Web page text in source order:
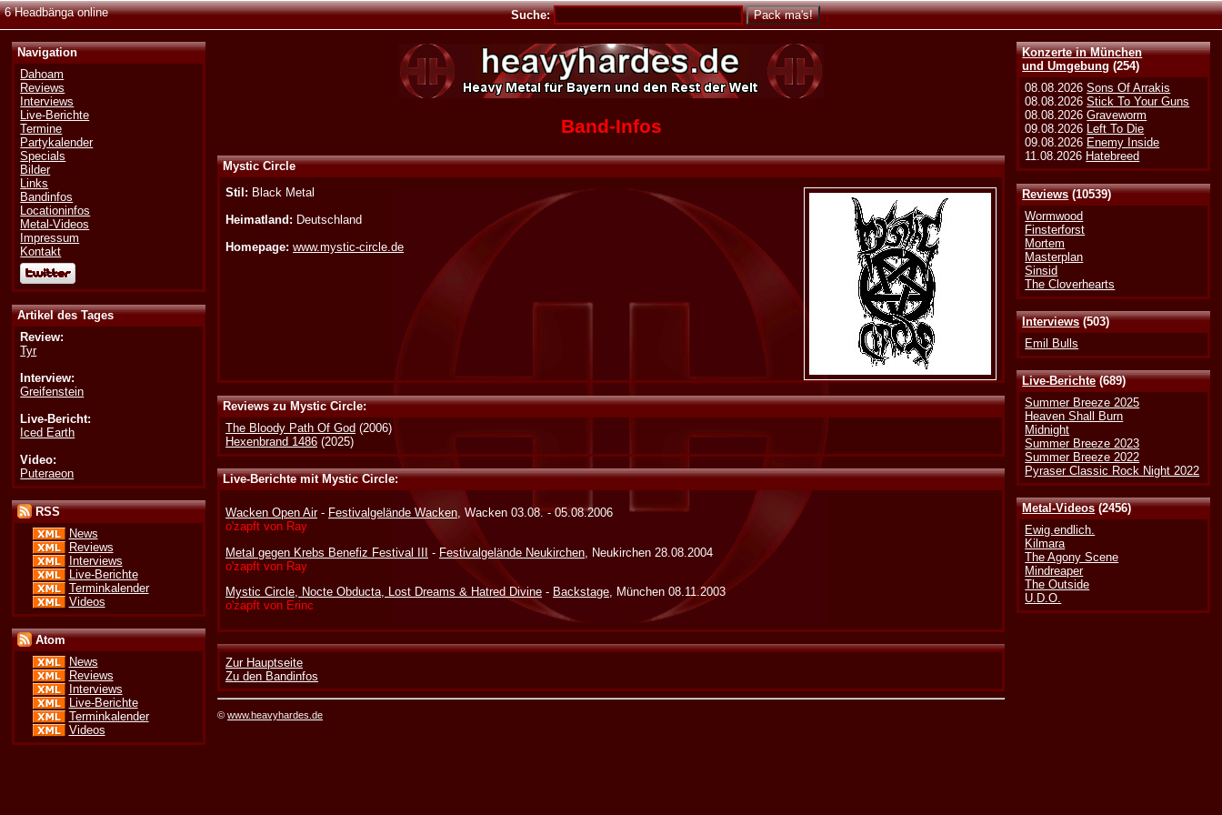
6 Headbänga online Suche:
Konzerte in München
und Umgebung (254)
08.08.2026Sons Of Arrakis
08.08.2026Stick To Your Guns
08.08.2026Graveworm
09.08.2026 Left To Die
09.08.2026 Enemy Inside
11.08.2026 Hatebreed
Reviews(10539)
Wormwood
Finsterforst
Mortem
Masterplan
Sinsid
The Cloverhearts
Interviews(503)
Emil Bulls
Live-Berichte(689)
Summer Breeze 2025
Heaven Shall Burn
Midnight
Summer Breeze 2023
Summer Breeze 2022
Pyraser Classic Rock Night 2022
Metal-Videos(2456)
Ewig.endlich.
Kilmara
The Agony Scene
Mindreaper
The Outside
U.D.O.
Navigation
Dahoam
Reviews
Interviews
Live-Berichte
Termine
Partykalender
Specials
Bilder
Links
Bandinfos
Locationinfos
Metal-Videos
Impressum
Kontakt
Artikel des Tages
Review:
Tyr
Interview:
Greifenstein
Live-Bericht:
Iced Earth
Video:
Puteraeon
RSS
News
Reviews
Interviews
Live-Berichte
Terminkalender
Videos
Atom
News
Reviews
Interviews
Live-Berichte
Terminkalender
Videos
Band-Infos
Mystic Circle
Stil: Black Metal
Heimatland: Deutschland
Homepage: www.mystic-circle.de
Reviews zu Mystic Circle:
The Bloody Path Of God (2006)
Hexenbrand 1486 (2025)
Live-Berichte mit Mystic Circle:
Wacken Open Air- Festivalgelände Wacken, Wacken 03.08. - 05.08.2006
o'zapft von Ray
Metal gegen Krebs Benefiz Festival III - Festivalgelände Neukirchen , Neukirchen 28.08.2004
o'zapft von Ray
Mystic Circle, Nocte Obducta, Lost Dreams & Hatred Divine - Backstage , München 08.11.2003
o'zapft von Erinc
Zur Hauptseite
Zu den Bandinfos
©www.heavyhardes.de